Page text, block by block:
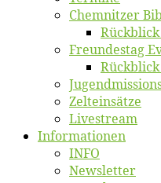
Chemnit­zer
Freun­des­tag
Zelt­ein­sät­ze
Live­stream
Informatio­nen
INFO
News­let­ter